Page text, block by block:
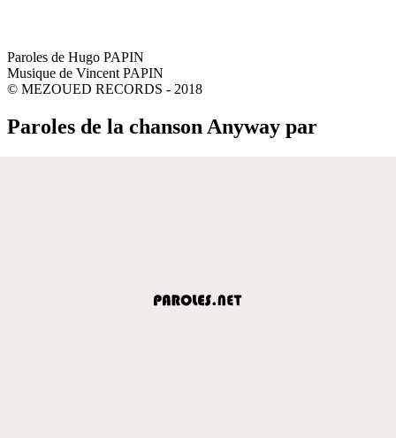
Paroles de Hugo PAPIN
Musique de Vincent PAPIN
© MEZOUED RECORDS - 2018
Paroles de la chanson Anyway par